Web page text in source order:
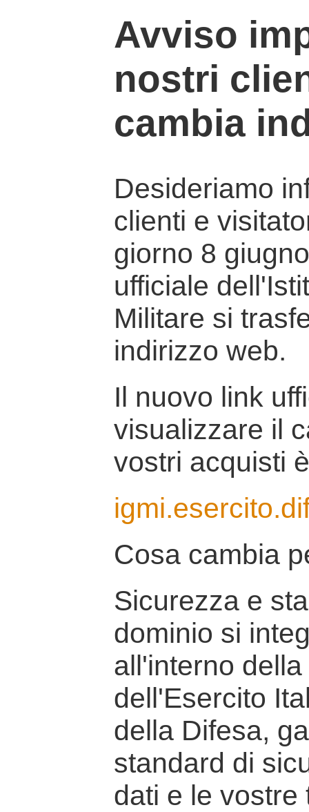
Avviso
nostri
cambia
Desideriamo
clienti e
giorno 8
ufficiale
Militare si
indirizzo web.
Il nuovo link
visualizzare il
vostri acquisti
Cosa cambia
Sicurezza e
dominio si
all'interno
dell'Esercito
della Difesa,
standard di
dati e le vostre